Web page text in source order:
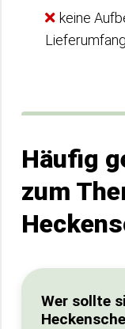
keine
Häufig
zum
Wer sollte